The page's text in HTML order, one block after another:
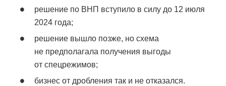
решение по ВНП вступило в силу до 12 июля
2024 года;
решение вышло позже, но схема
не предполагала получения выгоды
от спецрежимов;
бизнес от дробления так и не отказался.